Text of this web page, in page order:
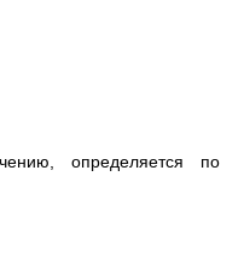
определяется по